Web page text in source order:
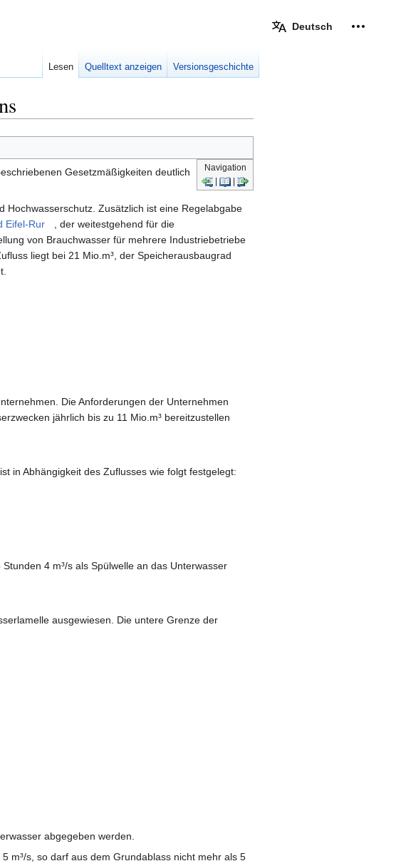
Deutsch
Lesen Quelltext anzeigen Versionsgeschichte
Navigation
Gesetzmäßigkeiten deutlich
Hochwasserschutz. Zusätzlich ist eine Regelabgabe
Eifel-Rur
, der weitestgehend für die
von Brauchwasser für mehrere Industriebetriebe
liegt bei 21 Mio.m³, der Speicherausbaugrad
Die Anforderungen der Unternehmen
jährlich bis zu 11 Mio.m³ bereitzustellen
in Abhängigkeit des Zuflusses wie folgt festgelegt:
4 m³/s als Spülwelle an das Unterwasser
ausgewiesen. Die untere Grenze der
abgegeben werden.
m³/s, so darf aus dem Grundablass nicht mehr als 5